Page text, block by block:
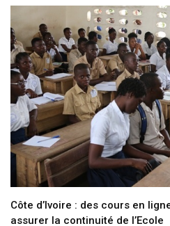
Côte d’Ivoire : des cours en
assurer la continuité de l’Ecole